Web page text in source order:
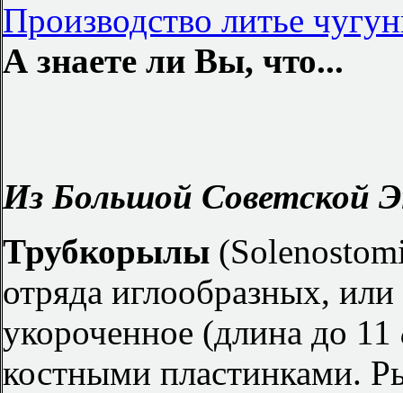
Производство литье
А знаете ли Вы, что...
Из Большой Советской
Трубкорылы
отряда иглообразных,
укороченное (длина до 11
костными пластинками.